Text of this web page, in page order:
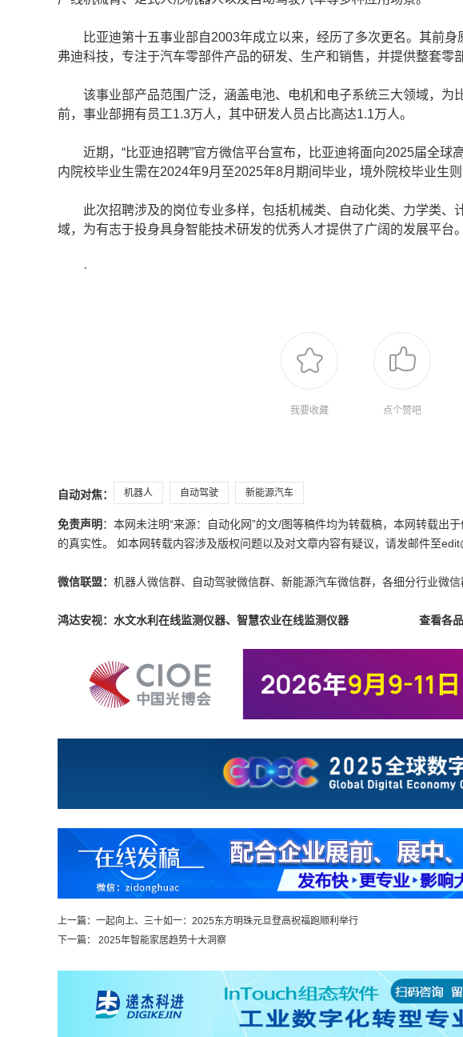
比亚迪第十五事业部自2003年成立以来，经历了多次更名。其前身
弗迪科技，专注于汽车零部件产品的研发、生产和销售，并提供整套零
该事业部产品范围广泛，涵盖电池、电机和电子系统三大领域，为
前，事业部拥有员工1.3万人，其中研发人员占比高达1.1万人。
近期，“比亚迪招聘”官方微信平台宣布，比亚迪将面向2025届全球
内院校毕业生需在2024年9月至2025年8月期间毕业，境外院校毕业生
此次招聘涉及的岗位专业多样，包括机械类、自动化类、力学类、
域，为有志于投身具身智能技术研发的优秀人才提供了广阔的发展平台。
·
我要收藏 点个赞吧
自动对焦： 机器人 自动驾驶 新能源汽车
免责声明 ：本网未注明“来源：自动化网”的文/图等稿件均为转载稿，本网转载出
的真实性。 如本网转载内容涉及版权问题以及对文章内容有疑议，请发邮件至
微信联盟： 机器人微信群、自动驾驶微信群、新能源汽车微信群，各细分行业微信
鸿达安视：水文水利在线监测仪器、智慧农业在线监测仪器 查看各
上一篇： 一起向上、三十如一：2025东方明珠元旦登高祝福跑顺利举行
下一篇： 2025年智能家居趋势十大洞察